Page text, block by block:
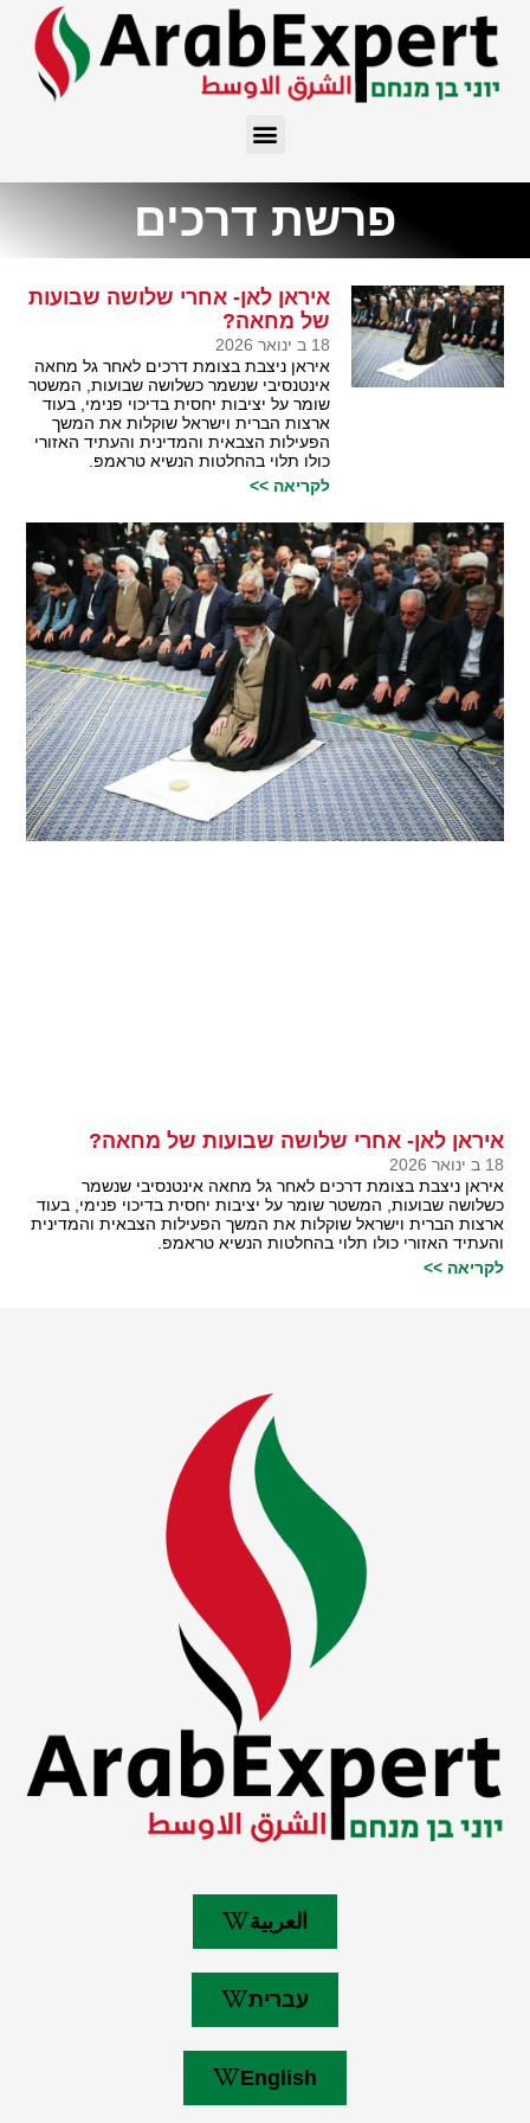
פרשת דרכים
איראן לאן- אחרי שלושה שבועות
של מחאה?
18 ב ינואר 2026
איראן ניצבת בצומת דרכים לאחר גל מחאה
אינטנסיבי שנשמר כשלושה שבועות, המשטר
שומר על יציבות יחסית בדיכוי פנימי, בעוד
ארצות הברית וישראל שוקלות את המשך
הפעילות הצבאית והמדינית והעתיד האזורי
כולו תלוי בהחלטות הנשיא טראמפ.
לקריאה >>
איראן לאן- אחרי שלושה שבועות של מחאה?
18 ב ינואר 2026
איראן ניצבת בצומת דרכים לאחר גל מחאה אינטנסיבי שנשמר
כשלושה שבועות, המשטר שומר על יציבות יחסית בדיכוי פנימי, בעוד
ארצות הברית וישראל שוקלות את המשך הפעילות הצבאית והמדינית
והעתיד האזורי כולו תלוי בהחלטות הנשיא טראמפ.
לקריאה >>
العربية
עברית
English